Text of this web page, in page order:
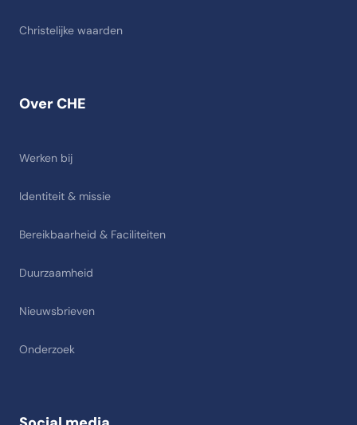
Over CHE
Werken bij
Identiteit & missie
Bereikbaarheid & Faciliteiten
Duurzaamheid
Nieuwsbrieven
Onderzoek
Christelijke waarden